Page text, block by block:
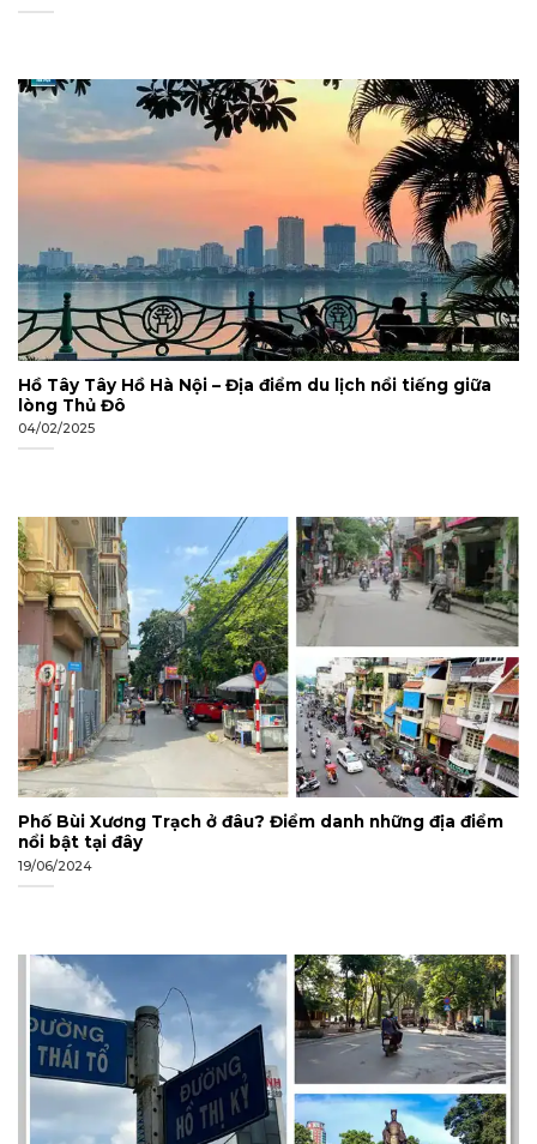
Hồ Tây Tây Hồ Hà Nội – Địa điểm du lịch nổi tiếng giữa
lòng Thủ Đô
04/02/2025
Phố Bùi Xương Trạch ở đâu? Điểm danh những địa điểm
nổi bật tại đây
19/06/2024